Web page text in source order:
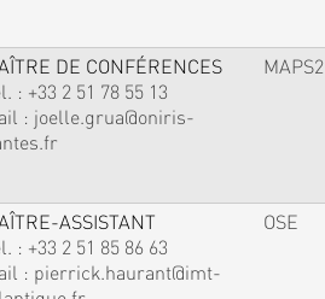
DE CONFÉRENCES
: +33 2 51 78 55 13
: joelle.grua@oniris-
MAPS2
ASSISTANT
: +33 2 51 85 86 63
: pierrick.haurant@imt-
OSE